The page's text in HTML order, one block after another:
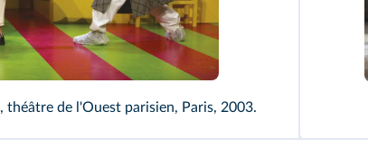
, théâtre de l'Ouest parisien, Paris, 2003.